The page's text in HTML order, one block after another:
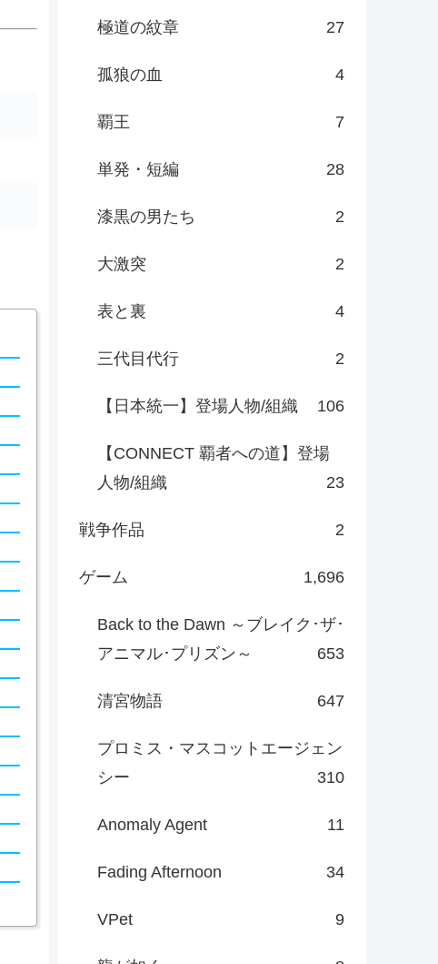
極道の紋章 27
孤狼の血 4
覇王 7
単発・短編 28
漆黒の男たち 2
大激突 2
表と裏 4
三代目代行 2
【日本統一】登場人物/組織 106
【CONNECT 覇者への道】登場
人物/組織
23
戦争作品 2
ゲーム 1,696
Back to the Dawn ～ブレイク･ザ･
アニマル･プリズン～
653
清宮物語 647
プロミス・マスコットエージェン
シー
310
Anomaly Agent 11
Fading Afternoon 34
VPet 9